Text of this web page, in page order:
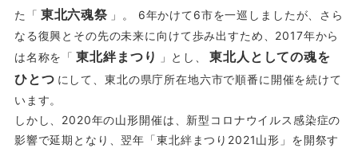
た「 東北六魂祭 」。 6年かけて6市を一巡しましたが、さら
なる復興とその先の未来に向けて歩み出すため、2017年から
は名称を「 東北絆まつり 」とし、
東北人としての魂を
ひとつ にして、東北の県庁所在地六市で順番に開催を続けて
います。
しかし、2020年の山形開催は、新型コロナウイルス感染症の
影響で延期となり、翌年「東北絆まつり2021山形」を開祭す